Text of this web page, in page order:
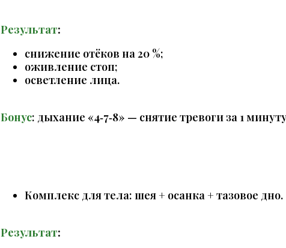
Результат:
снижение отёков на 20 %;
оживление стоп;
осветление лица.
Бонус: дыхание «4‑7‑8» — снятие тревоги за 1
Комплекс для тела: шея + осанка + тазовое дно.
Результат: